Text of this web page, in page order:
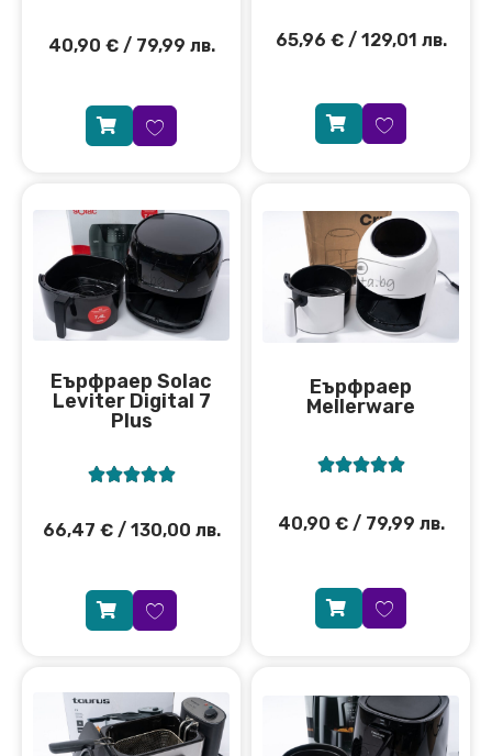
40,90 €/ 79,99 лв. 65,96 €/ 129,01 лв.
Еърфраер Solac
Leviter Digital 7
Plus

66,47 €/ 130,00 лв.
Еърфраер
Mellerware

40,90 €/ 79,99 лв.